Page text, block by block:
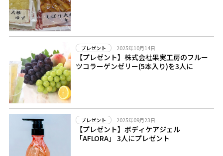
プレゼント 2025年10月14日
【プレゼント】株式会社果実工房のフルー
ツコラーゲンゼリー(5本入り)を3人に
プレゼント 2025年09月23日
【プレゼント】ボディケアジェル
「AFLORA」 3人にプレゼント